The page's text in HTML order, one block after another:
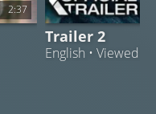
2:37
Trailer 2
English • Viewed